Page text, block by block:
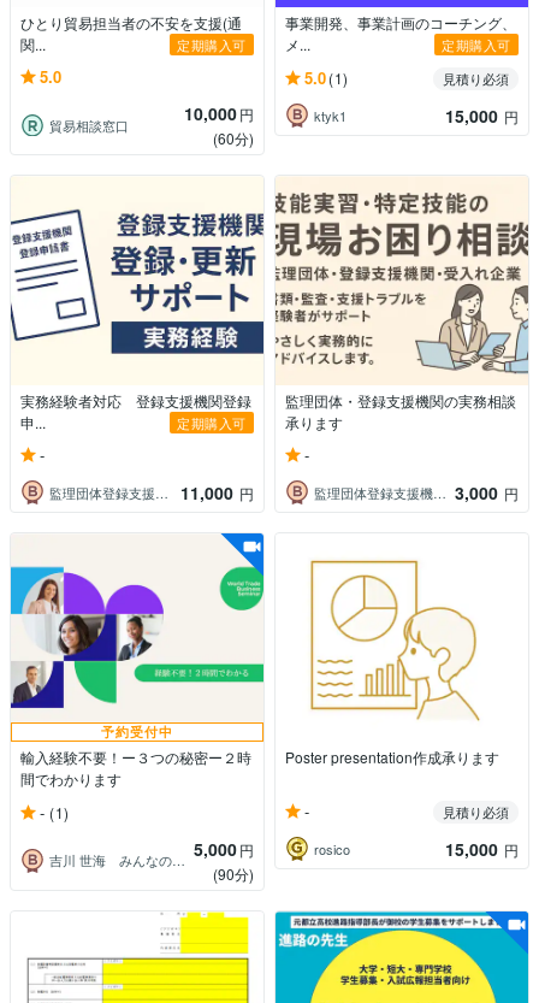
ひとり貿易担当者の不安を支援(通
関...
定期購入可
5.0
貿易相談窓口 10,000円
(60分)
事業開発、事業計画のコーチング、
メ...
定期購入可
5.0(1)
見積り必須
ktyk1
15,000 円
実務経験者対応 登録支援機関登録
申...
定期購入可
-
監理団体登録支援機関業務サポート 11,000 円
監理団体・登録支援機関の実務相談
承ります
-
監理団体登録支援機関業務サポート 3,000 円
予約受付中
輸入経験不要！ー３つの秘密ー２時
間でわかります
- (1)
吉川 世海 みんなの貿易＆トレプロ 5,000円
(90分)
Poster presentation作成承ります
-
見積り必須
rosico
15,000 円